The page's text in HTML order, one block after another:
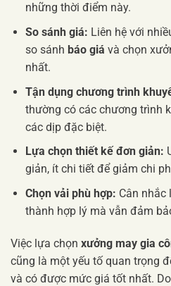
những thời điểm này.
So sánh giá: Liên hệ với
so sánh báo giá và chọn
nhất.
Tận dụng chương trình
thường có các chương trình
các dịp đặc biệt.
Lựa chọn thiết kế đơn giản:
giản, ít chi tiết để giảm chi
Chọn vải phù hợp: Cân nhắc
thành hợp lý mà vẫn đảm
Việc lựa chọn xưởng may gia
cũng là một yếu tố quan trọng
và có được mức giá tốt nhất.